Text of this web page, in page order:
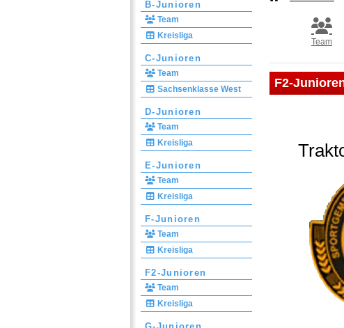
B-Junioren
Team
Kreisliga
C-Junioren
Team
Sachsenklasse West
D-Junioren
Team
Kreisliga
E-Junioren
Team
Kreisliga
F-Junioren
Team
Kreisliga
F2-Junioren
Team
Kreisliga
Team
F2-